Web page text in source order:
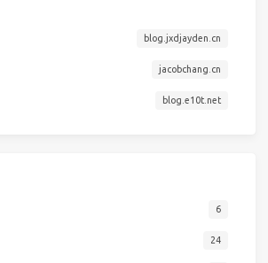
blog.jxdjayden.cn
jacobchang.cn
blog.e10t.net
6
24